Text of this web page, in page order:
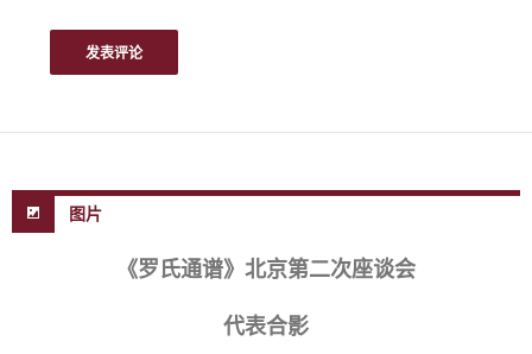
图片
《罗氏通谱》北京第二次座谈会
代表合影